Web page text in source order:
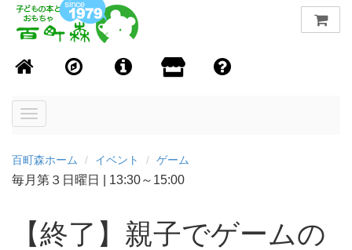
Toggle
百町森ホーム イベント ゲーム
毎月第３日曜日 13:30～15:00
【終了】親子でゲームの